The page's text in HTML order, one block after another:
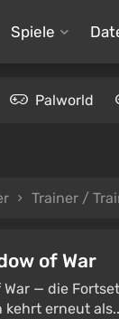
Spiele
Palworld
Trainer /
of War
— die
kehrt erneut